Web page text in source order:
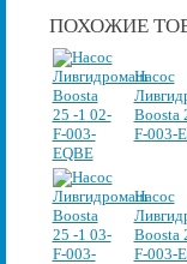
ПОХОЖИЕ
Насос
Boosta
F-003-
Насос
Boosta
F-003-